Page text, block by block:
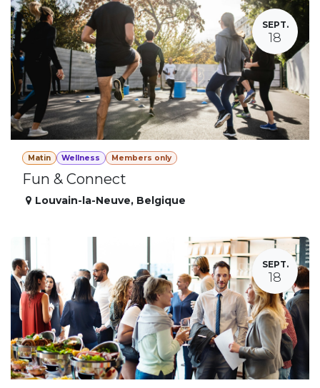
SEPT.
18
Matin Wellness Members only
Fun & Connect
Louvain-la-Neuve, Belgique
SEPT.
18